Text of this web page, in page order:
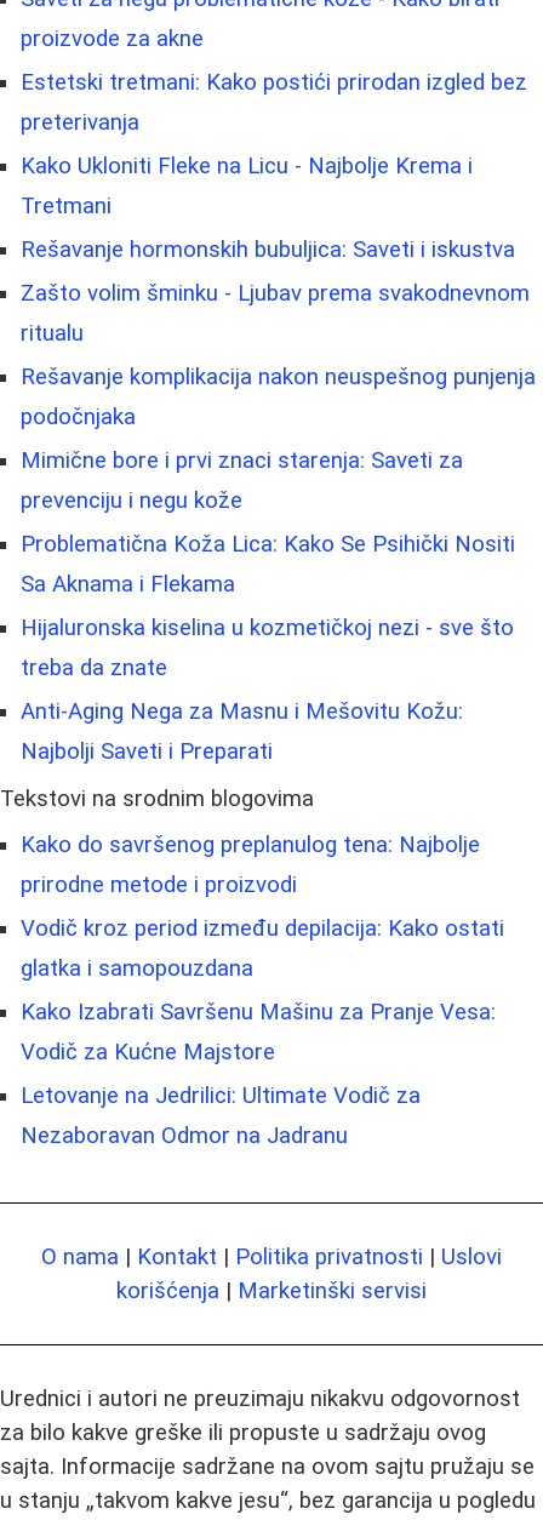
proizvode za akne
Estetski tretmani: Kako postići prirodan izgled bez
preterivanja
Kako Ukloniti Fleke na Licu - Najbolje Krema i
Tretmani
Rešavanje hormonskih bubuljica: Saveti i iskustva
Zašto volim šminku - Ljubav prema svakodnevnom
ritualu
Rešavanje komplikacija nakon neuspešnog punjenja
podočnjaka
Mimične bore i prvi znaci starenja: Saveti za
prevenciju i negu kože
Problematična Koža Lica: Kako Se Psihički Nositi
Sa Aknama i Flekama
Hijaluronska kiselina u kozmetičkoj nezi - sve što
treba da znate
Anti-Aging Nega za Masnu i Mešovitu Kožu:
Najbolji Saveti i Preparati
Tekstovi na srodnim blogovima
Kako do savršenog preplanulog tena: Najbolje
prirodne metode i proizvodi
Vodič kroz period između depilacija: Kako ostati
glatka i samopouzdana
Kako Izabrati Savršenu Mašinu za Pranje Vesa:
Vodič za Kućne Majstore
Letovanje na Jedrilici: Ultimate Vodič za
Nezaboravan Odmor na Jadranu
O nama | Kontakt | Politika privatnosti | Uslovi
korišćenja | Marketinški servisi
Urednici i autori ne preuzimaju nikakvu odgovornost
za bilo kakve greške ili propuste u sadržaju ovog
sajta. Informacije sadržane na ovom sajtu pružaju se
u stanju „takvom kakve jesu“, bez garancija u pogledu